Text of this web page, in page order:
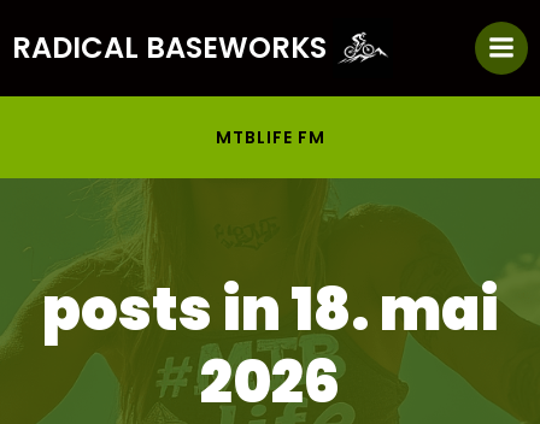
Inhalt
springen
RADICAL BASEWORKS
MTBLIFE FM
posts in 18. mai
2026